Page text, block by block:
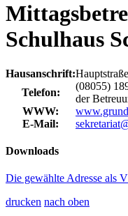
Schulhaus
Hausanschrift:
Telefon:
(08055)
der
WWW:
E-Mail:
Downloads
Die gewählte Adresse als
drucken nach oben